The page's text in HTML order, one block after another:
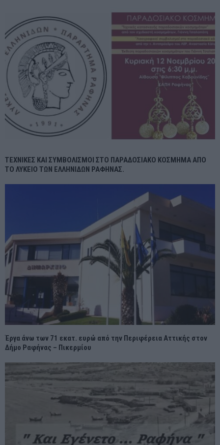
ΤΕΧΝΙΚΕΣ ΚΑΙ ΣΥΜΒΟΛΙΣΜΟΙ ΣΤΟ ΠΑΡΑΔΟΣΙΑΚΟ ΚΟΣΜΗΜΑ ΑΠΟ
ΤΟ ΛΥΚΕΙΟ ΤΩΝ ΕΛΛΗΝΙΔΩΝ ΡΑΦΗΝΑΣ.
Έργα άνω των 71 εκατ. ευρώ από την Περιφέρεια Αττικής στον
Δήμο Ραφήνας – Πικερμίου